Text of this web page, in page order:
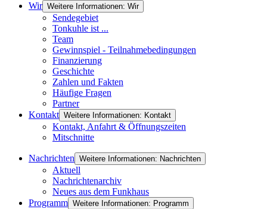
Wir Weitere Informationen: Wir
Sendegebiet
Tonkuhle ist ...
Team
Gewinnspiel - Teilnahmebedingungen
Finanzierung
Geschichte
Zahlen und Fakten
Häufige Fragen
Partner
Kontakt Weitere Informationen: Kontakt
Kontakt, Anfahrt & Öffnungszeiten
Mitschnitte
Nachrichten Weitere Informationen: Nachrichten
Aktuell
Nachrichtenarchiv
Neues aus dem Funkhaus
Programm Weitere Informationen: Programm